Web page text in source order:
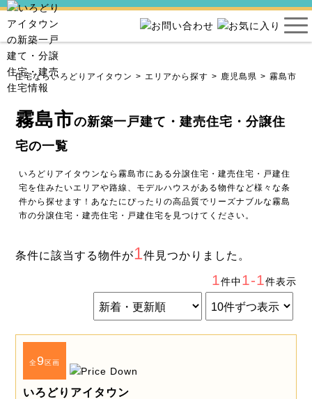
売住宅ならいろどりアイタウン エリアから探す 鹿児島県 霧島市
霧島市の新築一戸建て・建売住宅・分譲住
宅の一覧
いろどりアイタウンなら霧島市にある分譲住宅・建売住宅・戸建住
宅を住みたいエリアや路線、モデルハウスがある物件など様々な条
件から探せます！あなたにぴったりの高品質でリーズナブルな霧島
市の分譲住宅・建売住宅・戸建住宅を見つけてください。
条件に該当する物件が1件見つかりました。
1件中1-1件表示
全9区画
いろどりアイタウン